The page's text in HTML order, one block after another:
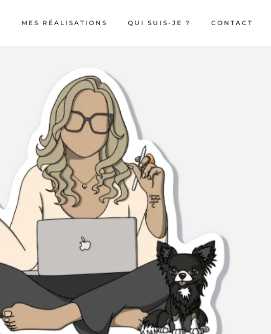
MES RÉALISATIONS QUI SUIS-JE ? CONTACT